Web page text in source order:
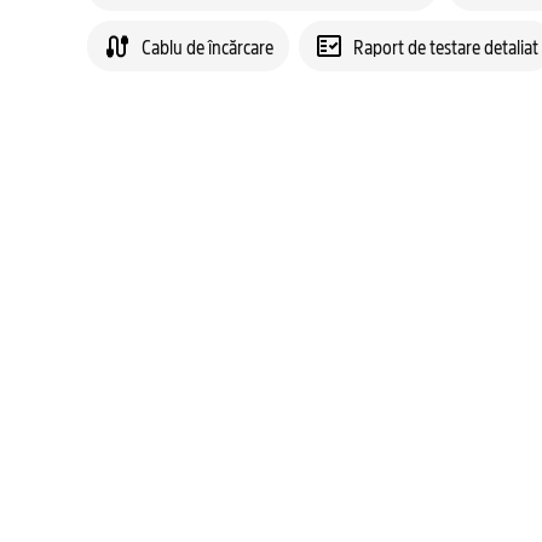
Cablu de încărcare Raport de testare detaliat